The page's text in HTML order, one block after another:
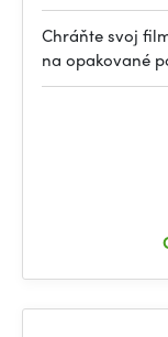
Chráňte svoj
na opakované